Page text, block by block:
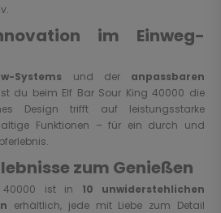
im Einweg-
Systems und der anpassbaren
du beim Elf Bar Sour King 40000 die
Design trifft auf leistungsstarke
Funktionen – für ein durch und
zum Genießen
40000 ist in 10 unwiderstehlichen
erhältlich, jede mit Liebe zum Detail